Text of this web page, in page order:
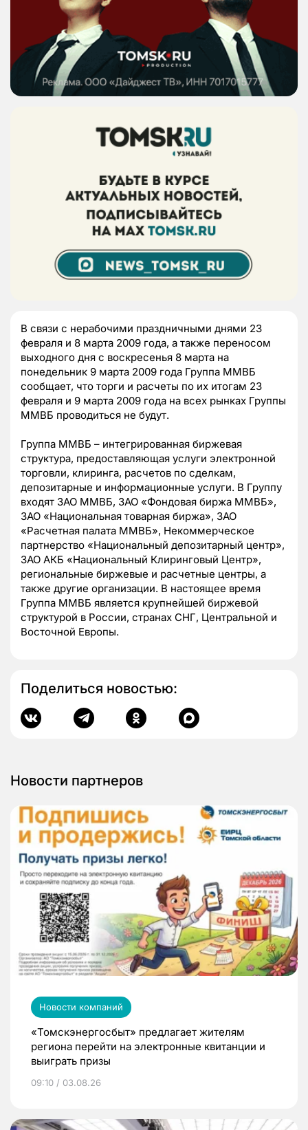
В связи с нерабочими праздничными днями 23
февраля и 8 марта 2009 года, а также переносом
выходного дня с воскресенья 8 марта на
понедельник 9 марта 2009 года Группа ММВБ
сообщает, что торги и расчеты по их итогам 23
февраля и 9 марта 2009 года на всех рынках Группы
ММВБ проводиться не будут.
Группа ММВБ – интегрированная биржевая
структура, предоставляющая услуги электронной
торговли, клиринга, расчетов по сделкам,
депозитарные и информационные услуги. В Группу
входят ЗАО ММВБ, ЗАО «Фондовая биржа ММВБ»,
ЗАО «Национальная товарная биржа», ЗАО
«Расчетная палата ММВБ», Некоммерческое
партнерство «Национальный депозитарный центр»,
ЗАО АКБ «Национальный Клиринговый Центр»,
региональные биржевые и расчетные центры, а
также другие организации. В настоящее время
Группа ММВБ является крупнейшей биржевой
структурой в России, странах СНГ, Центральной и
Восточной Европы.
Поделиться новостью:
Новости партнеров
Новости компаний
«Томскэнергосбыт» предлагает жителям
региона перейти на электронные квитанции и
выиграть призы
09:10 / 03.08.26